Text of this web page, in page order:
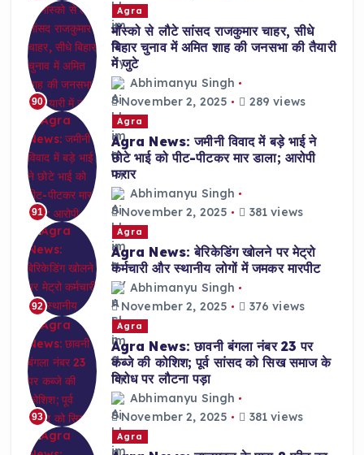
90
Agra
मॉस्को से लौटे सांसद राजकुमार चाहर, सीधे
बिहार चुनाव में अमित शाह की जनसभा की तैयारी
में जुटे
Abhimanyu Singh
November 2, 2025
289 views
91
Agra
Agra News: जमीनी विवाद में बड़े भाई ने
छोटे भाई को पीट-पीटकर मार डाला; आरोपी
फरार
Abhimanyu Singh
November 2, 2025
381 views
92
Agra
Agra News: बेरिकेडिंग खोलने पर मेट्रो
कर्मचारी और स्थानीय लोगों में जमकर मारपीट
Abhimanyu Singh
November 2, 2025
376 views
93
Agra
Agra News: छावनी बंगला नंबर 23 पर
कब्जे की कोशिश; पूर्व सांसद को सिख समाज के
विरोध पर लौटना पड़ा
Abhimanyu Singh
November 2, 2025
381 views
Agra